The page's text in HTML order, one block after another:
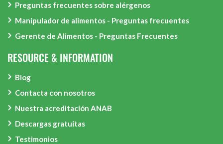
Preguntas frecuentes sobre alérgenos
Manipulador de alimentos - Preguntas frecuentes
Gerente de Alimentos - Preguntas Frecuentes
RESOURCE & INFORMATION
Blog
Contacta con nosotros
Nuestra acreditación ANAB
Descargas gratuitas
Testimonios